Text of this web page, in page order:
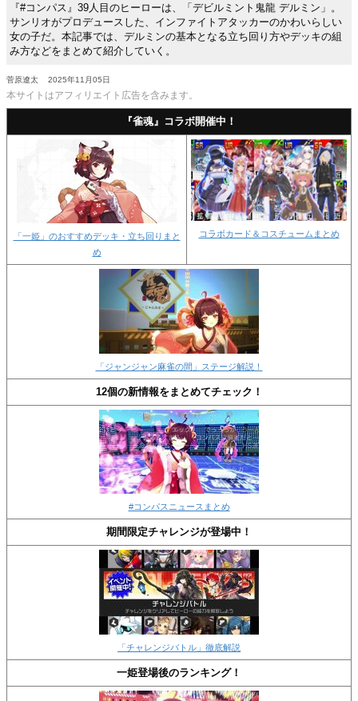
『#コンパス』39人目のヒーローは、「デビルミント鬼龍 デルミン」。
サンリオがプロデュースした、インファイトアタッカーのかわいらしい
女の子だ。本記事では、デルミンの基本となる立ち回り方やデッキの組
み方などをまとめて紹介していく。
菅原遼太 2025年11月05日
本サイトはアフィリエイト広告を含みます。
『雀魂』コラボ開催中！
「一姫」のおすすめデッキ・立ち回りまと
め
コラボカード＆コスチュームまとめ
「ジャンジャン麻雀の間」ステージ解説！
12個の新情報をまとめてチェック！
#コンパスニュースまとめ
期間限定チャレンジが登場中！
「チャレンジバトル」徹底解説
一姫登場後のランキング！